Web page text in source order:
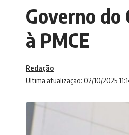
Governo do
à PMCE
Ultima atualização: 02/10/2025
Redação